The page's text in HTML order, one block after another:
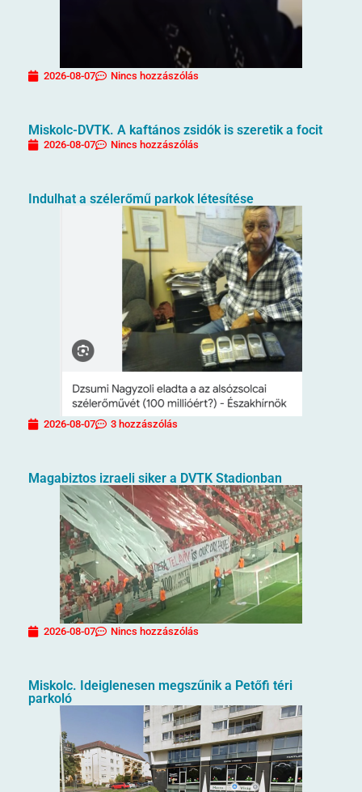
2026-08-07 Nincs hozzászólás
Miskolc-DVTK. A kaftános zsidók is szeretik a focit
2026-08-07 Nincs hozzászólás
Indulhat a szélerőmű parkok létesítése
2026-08-07 3 hozzászólás
Magabiztos izraeli siker a DVTK Stadionban
2026-08-07 Nincs hozzászólás
Miskolc. Ideiglenesen megszűnik a Petőfi téri
parkoló